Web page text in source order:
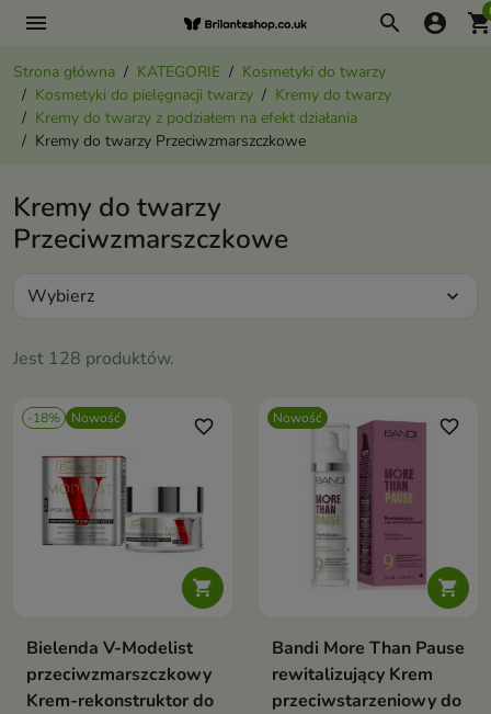
menu search account_circle
Strona główna KATEGORIE
Kosmetyki do twarzy
Kosmetyki do pielęgnacji twarzy
Kremy do twarzy
Kremy do twarzy z podziałem na efekt działania
Kremy do twarzy Przeciwzmarszczkowe
Kremy do twarzy
Przeciwzmarszczkowe
Jest 128 produktów.
Wybierz expand_more
-18% Nowość

favorite_border
Bielenda V-Modelist
przeciwzmarszczkowy
Krem-rekonstruktor do
Nowość

favorite_border
Bandi More Than Pause
rewitalizujący Krem
przeciwstarzeniowy do